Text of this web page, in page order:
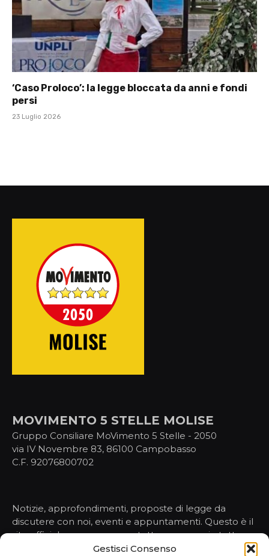
Gestisci Consenso
‘Caso Proloco’: la legge bloccata da anni e fondi
persi
23 Luglio 2026
MOVIMENTO 5 STELLE MOLISE
Gruppo Consiliare MoVimento 5 Stelle - 2050
via IV Novembre 83, 86100 Campobasso
C.F. 92076800702
Notizie, approfondimenti, proposte di legge da
discutere con noi, eventi e appuntamenti. Questo è il
sito ufficiale per conoscere tutto, ma proprio tutto,
sulle nostre attività nelle istituzioni.